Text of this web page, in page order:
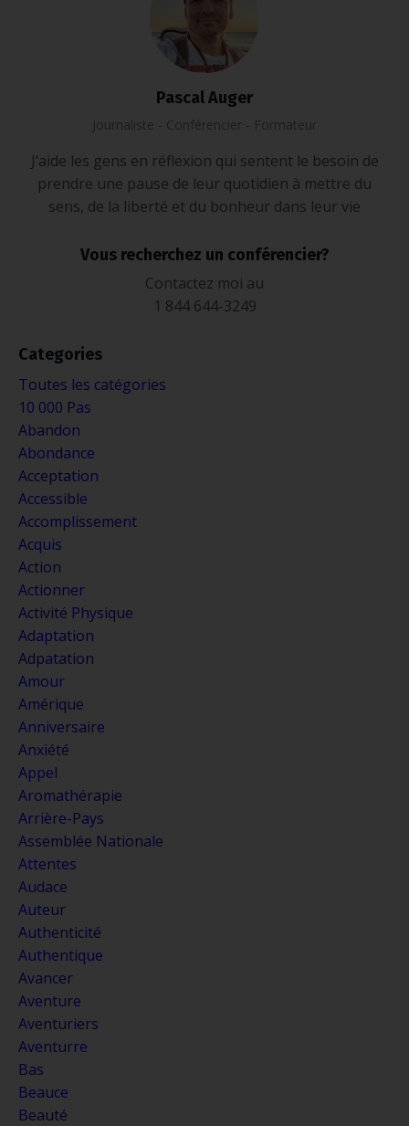
Pascal Auger
Journaliste - Conférencier - Formateur
J’aide les gens en réflexion qui sentent le besoin de
prendre une pause de leur quotidien à mettre du
sens, de la liberté et du bonheur dans leur vie
Vous recherchez un conférencier?
Contactez moi au
1 844 644-3249
Categories
Toutes les catégories
10 000 Pas
Abandon
Abondance
Acceptation
Accessible
Accomplissement
Acquis
Action
Actionner
Activité Physique
Adaptation
Adpatation
Amour
Amérique
Anniversaire
Anxiété
Appel
Aromathérapie
Arrière-Pays
Assemblée Nationale
Attentes
Audace
Auteur
Authenticité
Authentique
Avancer
Aventure
Aventuriers
Aventurre
Bas
Beauce
Beauté